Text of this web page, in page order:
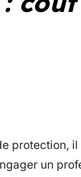
protection,
un